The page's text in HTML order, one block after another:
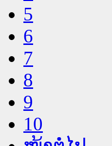
5
6
7
8
9
10